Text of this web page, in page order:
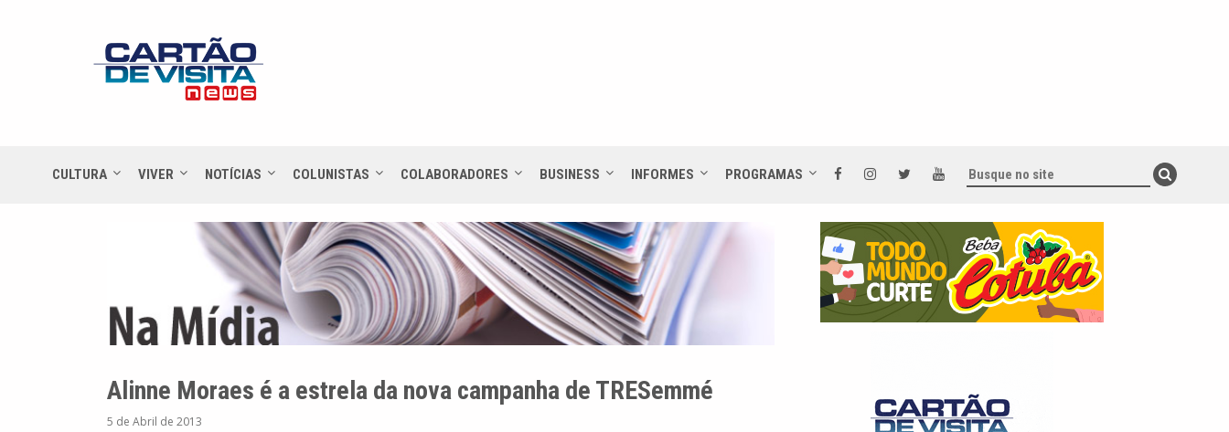
CULTURA VIVER NOTÍCIAS COLUNISTAS COLABORADORES BUSINESS INFORMES PROGRAMAS
Alinne Moraes é a estrela da nova campanha de TRESemmé
5 de Abril de 2013